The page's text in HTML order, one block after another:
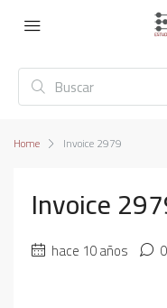
Home Invoice 2979
Invoice
hace 10 años 0